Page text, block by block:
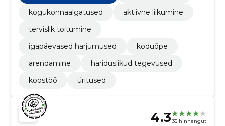
kogukonnaalgatused
aktiivne liikumine
tervislik toitumine
igapäevased harjumused
koduõpe
arendamine
hariduslikud tegevused
koostöö
üritused
4.3 35 hinnangut